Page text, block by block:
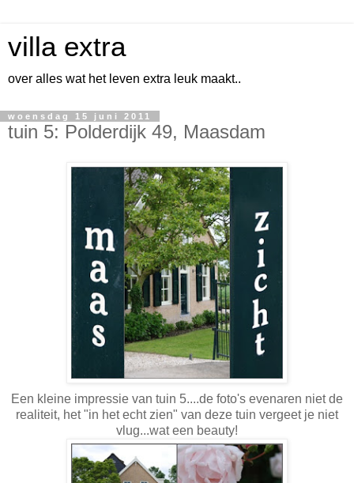
villa extra
over alles wat het leven extra leuk maakt..
woensdag 15 juni 2011
tuin 5: Polderdijk 49, Maasdam
Een kleine impressie van tuin 5....de foto's evenaren niet de
realiteit, het "in het echt zien" van deze tuin vergeet je niet
vlug...wat een beauty!